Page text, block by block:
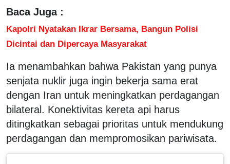
Baca Juga :
Kapolri Nyatakan Ikrar Bersama, Bangun Polisi
Dicintai dan Dipercaya Masyarakat
Ia menambahkan bahwa Pakistan yang punya
senjata nuklir juga ingin bekerja sama erat
dengan Iran untuk meningkatkan perdagangan
bilateral. Konektivitas kereta api harus
ditingkatkan sebagai prioritas untuk mendukung
perdagangan dan mempromosikan pariwisata.